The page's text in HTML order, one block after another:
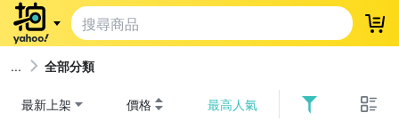
登
全部分類
最新上架 價格 最高人氣